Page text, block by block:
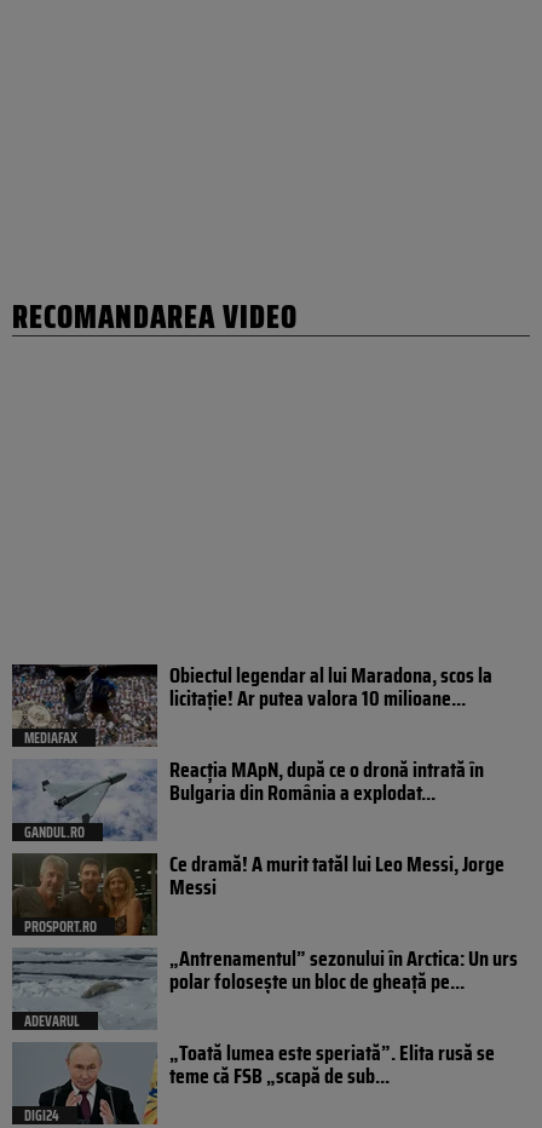
RECOMANDAREA VIDEO
MEDIAFAX
Obiectul legendar al lui Maradona, scos la
licitație! Ar putea valora 10 milioane...
GANDUL.RO
Reacția MApN, după ce o dronă intrată în
Bulgaria din România a explodat...
PROSPORT.RO
Ce dramă! A murit tatăl lui Leo Messi, Jorge
Messi
ADEVARUL
„Antrenamentul” sezonului în Arctica: Un urs
polar folosește un bloc de gheață pe...
DIGI24
„Toată lumea este speriată”. Elita rusă se
teme că FSB „scapă de sub...